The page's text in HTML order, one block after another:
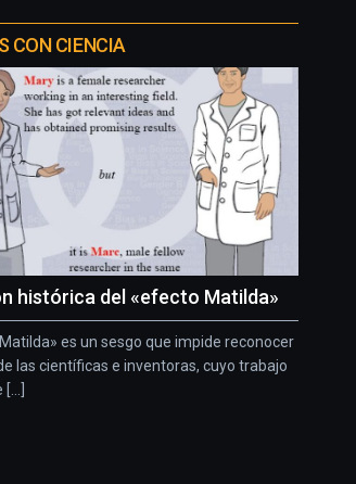
CON CIENCIA
histórica del «efecto Matilda»
es un sesgo que impide reconocer
las científicas e inventoras, cuyo trabajo